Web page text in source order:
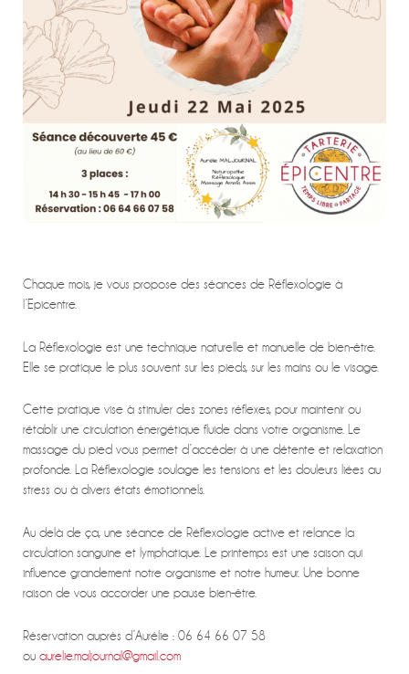
Chaque mois, je vous propose des séances de Réflexologie à
l’Epicentre.
La Réflexologie est une technique naturelle et manuelle de bien-être.
Elle se pratique le plus souvent sur les pieds, sur les mains ou le visage.
Cette pratique vise à stimuler des zones réflexes, pour maintenir ou
rétablir une circulation énergétique fluide dans votre organisme. Le
massage du pied vous permet d’accéder à une détente et relaxation
profonde. La Réflexologie soulage les tensions et les douleurs liées au
stress ou à divers états émotionnels.
Au delà de ça, une séance de Réflexologie active et relance la
circulation sanguine et lymphatique. Le printemps est une saison qui
influence grandement notre organisme et notre humeur. Une bonne
raison de vous accorder une pause bien-être.
Réservation auprès d’Aurélie : 06 64 66 07 58
ou aurelie.maljournal@gmail.com